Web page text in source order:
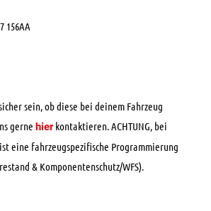
156AA
sein, ob diese bei deinem Fahrzeug
gerne hierkontaktieren. ACHTUNG, bei
eine fahrzeugspezifische Programmierung
& Komponentenschutz/WFS).